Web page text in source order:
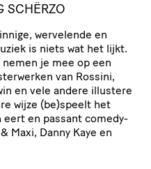
SCHËRZO
wervelende en
is niets wat het lijkt.
je mee op een
van Rossini,
en vele andere illustere
wijze (be)speelt het
en passant comedy-
Maxi, Danny Kaye en